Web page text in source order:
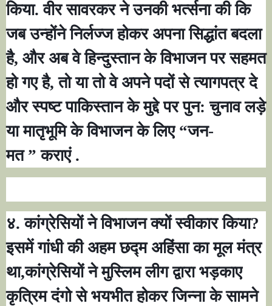
किया. वीर सावरकर ने उनकी भर्त्सना की कि
जब उन्होंने निर्लज्ज होकर अपना सिद्धांत बदला
है, और अब वे हिन्दुस्तान के विभाजन पर सहमत
हो गए है,तो या तो वे अपने पदों से त्यागपत्र दे
और स्पष्ट पाकिस्तान के मुद्दे पर पुन: चुनाव लड़े
या मातृभूमि के विभाजन के लिए“जन-
मत”कराएं .
४. कांग्रेसियों ने विभाजन क्यों स्वीकार किया?
इसमें गांधी की अहम छद्म अहिंसा का मूल मंत्र
था,कांग्रेसियों ने मुस्लिम लीग द्वारा भड़काए
कृत्रिम दंगो से भयभीत होकर जिन्ना के सामने